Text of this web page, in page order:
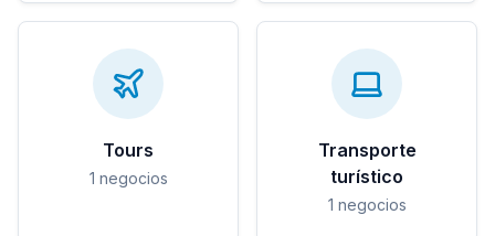
Tours
1 negocios
Transporte
turístico
1 negocios